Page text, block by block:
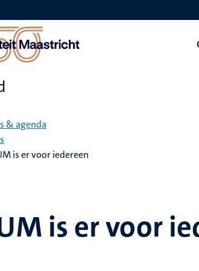
& agenda
is er voor iedereen
is er voor